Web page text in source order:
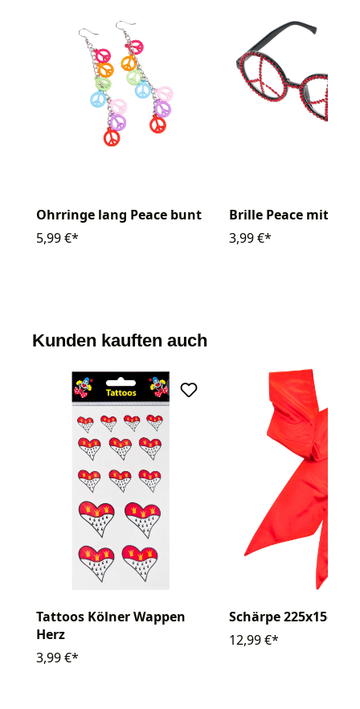
Ohrringe lang Peace bunt
5,99 €*
Brille Peace mit
3,99 €*
Kunden kauften auch
Tattoos Kölner Wappen
Herz
3,99 €*
Schärpe 225x15cm
12,99 €*